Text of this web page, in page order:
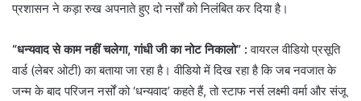
प्रशासन ने कड़ा रुख अपनाते हुए दो नर्सों को निलंबित कर दिया है।
“धन्यवाद से काम नहीं चलेगा, गांधी जी का नोट निकालो” :वायरल वीडियो प्रसूति
वार्ड (लेबर ओटी) का बताया जा रहा है। वीडियो में दिख रहा है कि जब नवजात के
जन्म के बाद परिजन नर्सों को ‘धन्यवाद’ कहते हैं, तो स्टाफ नर्स लक्ष्मी वर्मा और संजू